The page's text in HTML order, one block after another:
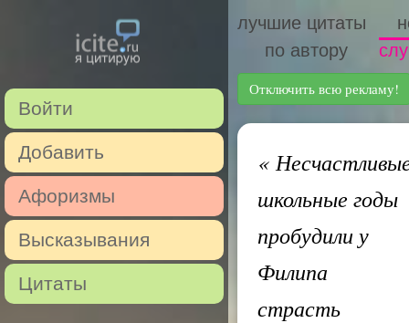
Войти
Добавить
Афоризмы
Высказывания
Цитаты
лучшие цитаты
по автору
Отключить всю рекламу!
«
школьные годы
пробудили у
Филипа
страсть